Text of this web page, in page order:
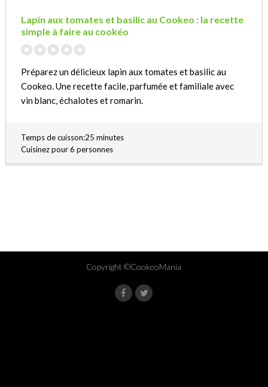
Lapin aux tomates et basilic au Cookeo : la recette
simple à faire au cookéo
Préparez un délicieux lapin aux tomates et basilic au
Cookeo. Une recette facile, parfumée et familiale avec
vin blanc, échalotes et romarin.
Temps de cuisson:25 minutes
Cuisinez pour 6 personnes
Copyright ©CookeoMania